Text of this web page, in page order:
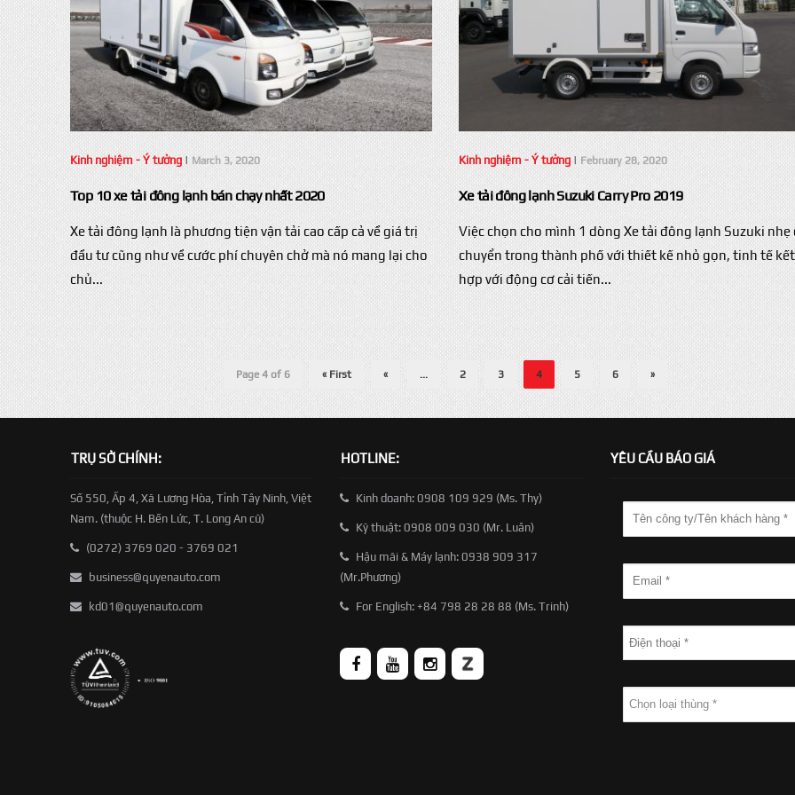
Kinh nghiệm - Ý tưởng | March 3, 2020
Top 10 xe tải đông lạnh bán chạy nhất 2020
Xe tải đông lạnh là phương tiện vận tải cao cấp cả về giá trị
đầu tư cũng như về cước phí chuyên chở mà nó mang lại cho
chủ...
Kinh nghiệm - Ý tưởng| February 28, 2020
Xe tải đông lạnh Suzuki Carry Pro 2019
Việc chọn cho mình 1 dòng Xe tải đông lạnh Suzuki nhẹ
chuyển trong thành phố với thiết kế nhỏ gọn, tinh tế kết
hợp với động cơ cải tiến...
Page 4 of 6 « First « ... 2 3 4 5 6 »
TRỤ SỞ CHÍNH:
Số 550, Ấp 4, Xã Lương Hòa, Tỉnh Tây Ninh, Việt
Nam. (thuộc H. Bến Lức, T. Long An cũ)
(0272) 3769 020 - 3769 021
business@quyenauto.com
kd01@quyenauto.com
HOTLINE:
Kinh doanh: 0908 109 929 (Ms. Thy)
Kỹ thuật: 0908 009 030 (Mr. Luân)
Hậu mãi & Máy lạnh: 0938 909 317
(Mr.Phương)
For English: +84 798 28 28 88 (Ms. Trinh)
YÊU CẦU BÁO GIÁ